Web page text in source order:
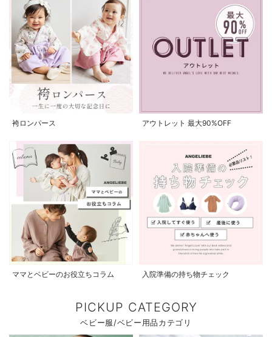
袴ロンパース アウトレット 最大90%OFF
ママとベビーのお役立ちコラム 入院準備の持ち物チェック
PICKUP CATEGORY
ベビー服/ベビー用品カテゴリ